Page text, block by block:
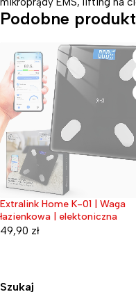
Podobne
K-01 | Waga
elektoniczna
StayFit
Szukaj